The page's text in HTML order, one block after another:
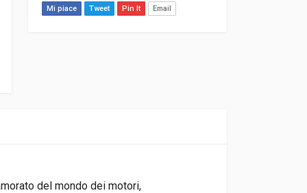
Mi piace Tweet Pin It Email
del mondo dei motori,